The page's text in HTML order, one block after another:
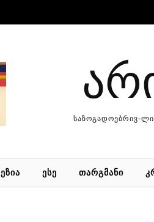
საზოგადოებრივ-
ᲔᲡᲔ ᲗᲐᲠᲒᲛᲐᲜᲘ